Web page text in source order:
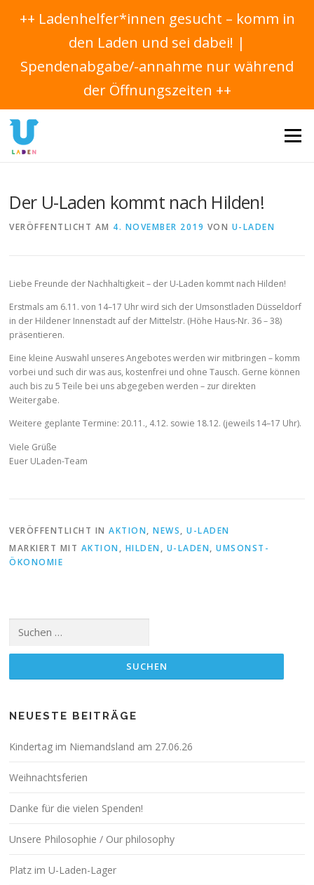
++ Ladenhelfer*innen gesucht – komm in
den Laden und sei dabei! |
Spendenabgabe/-annahme nur während
der Öffnungszeiten ++
zum
Inhalt
Menü
Der U-Laden kommt nach Hilden!
VERÖFFENTLICHT AM 4. NOVEMBER 2019 VON U-LADEN
Liebe Freunde der Nachhaltigkeit – der U-Laden kommt nach Hilden!
Erstmals am 6.11. von 14–17 Uhr wird sich der Umsonstladen Düsseldorf
in der Hildener Innenstadt auf der Mittelstr. (Höhe Haus-Nr. 36 – 38)
präsentieren.
Eine kleine Auswahl unseres Angebotes werden wir mitbringen – komm
vorbei und such dir was aus, kostenfrei und ohne Tausch. Gerne können
auch bis zu 5 Teile bei uns abgegeben werden – zur direkten
Weitergabe.
Weitere geplante Termine: 20.11., 4.12. sowie 18.12. (jeweils 14–17 Uhr).
Viele Grüße
Euer ULaden-Team
VERÖFFENTLICHT INAKTION,NEWS,U-LADEN
MARKIERT MIT AKTION, HILDEN, U-LADEN,UMSONST-
ÖKONOMIE
nach:
NEUESTE BEITRÄGE
Kindertag im Niemandsland am 27.06.26
Weihnachtsferien
Danke für die vielen Spenden!
Unsere Philosophie / Our philosophy
Platz im U-Laden-Lager